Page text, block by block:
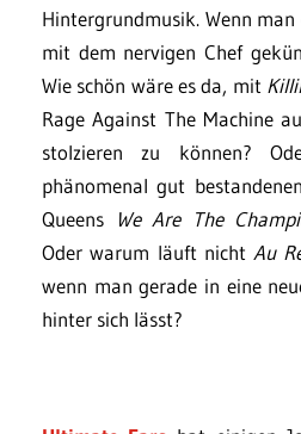
Hintergrundmusik. Wenn
mit dem nervigen Chef
Wie schön wäre es da, mit
Rage Against The Machine
stolzieren zu können?
phänomenal gut
Queens
We Are The
Oder warum läuft nicht Au
wenn man gerade in eine
hinter sich lässt?